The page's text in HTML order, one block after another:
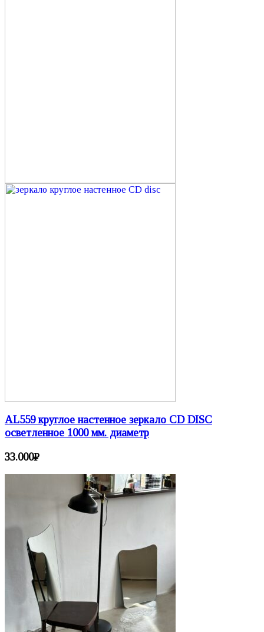
AL559 круглое настенное зеркало CD DISC
осветленное 1000 мм. диаметр
33.000₽